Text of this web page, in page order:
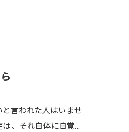
言われた人はいませ
は、それ自体に自覚…